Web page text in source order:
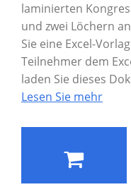
laminierten
und zwei Löchern
Sie eine Excel-
Teilnehmer dem
laden Sie dieses
Lesen Sie mehr